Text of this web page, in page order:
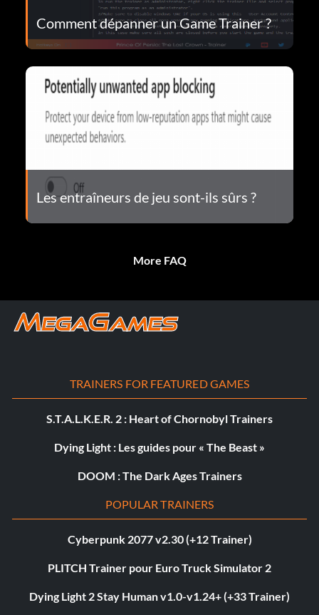
Comment dépanner un Game Trainer ?
Les entraîneurs de jeu sont-ils sûrs ?
More FAQ
TRAINERS FOR FEATURED GAMES
S.T.A.L.K.E.R. 2 : Heart of Chornobyl Trainers
Dying Light : Les guides pour « The Beast »
DOOM : The Dark Ages Trainers
POPULAR TRAINERS
Cyberpunk 2077 v2.30 (+12 Trainer)
PLITCH Trainer pour Euro Truck Simulator 2
Dying Light 2 Stay Human v1.0-v1.24+ (+33 Trainer)